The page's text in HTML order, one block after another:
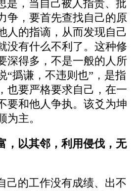
是，当自己被人指责、批
争，要首先查找自己的原
人的指谪，从而发现自己
没有什么不利了。这种修
深得多，不是一般的人所
“撝谦，不违则也”，是指
也要严格要求自己，在一
要和他人争执。该爻为坤
为主。
，以其邻，利用侵伐，无
己的工作没有成绩、出不